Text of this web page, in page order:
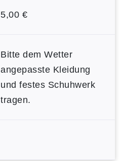
5,00 €
Bitte dem Wetter
angepasste Kleidung
und festes Schuhwerk
tragen.